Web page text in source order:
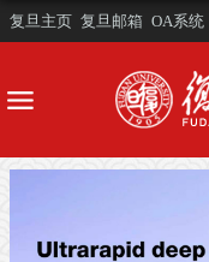
复旦主页 复旦邮箱 OA系统